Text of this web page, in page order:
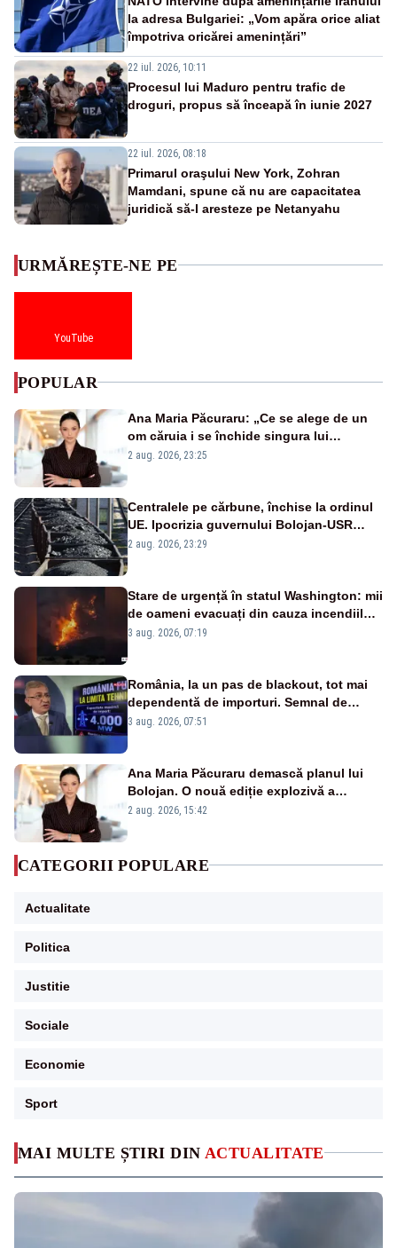
la adresa Bulgariei: „Vom apăra orice aliat
împotriva oricărei amenințări”
22 iul. 2026, 10:11
Procesul lui Maduro pentru trafic de
droguri, propus să înceapă în iunie 2027
22 iul. 2026, 08:18
Primarul oraşului New York, Zohran
Mamdani, spune că nu are capacitatea
juridică să-l aresteze pe Netanyahu
MAI MULTE ȘTIRI DIN ACTUALITATE
URMĂREȘTE-NE PE
YouTube
POPULAR
Ana Maria Păcuraru: „Ce se alege de un
om căruia i se închide singura lui
portiță?”
2 aug. 2026, 23:25
Centralele pe cărbune, închise la ordinul
UE. Ipocrizia guvernului Bolojan-USR
după starea de alertă
2 aug. 2026, 23:29
Stare de urgență în statul Washington: mii
de oameni evacuați din cauza incendiilor
puternice de vegetație
3 aug. 2026, 07:19
România, la un pas de blackout, tot mai
dependentă de importuri. Semnal de
alarmă tras de un expert în energie
3 aug. 2026, 07:51
Ana Maria Păcuraru demască planul lui
Bolojan. O nouă ediție explozivă a
emisiunii „Miza Zilei” la Realitatea PLUS
2 aug. 2026, 15:42
CATEGORII POPULARE
Actualitate
Politica
Justitie
Sociale
Economie
Sport